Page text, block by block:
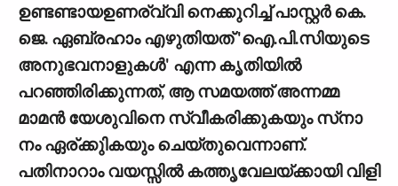
ഉണ്ടണ്ടായഉണര്വ്വി നെക്കുറിച്ച് പാസ്റ്റര്‍ കെ.
ജെ. ഏബ്രഹാം എഴുതിയത് 'ഐ.പി.സിയുടെ
അനുഭവനാളുകള്‍' എന്ന കൃതിയില്‍
പറഞ്ഞിരിക്കുന്നത്, ആ സമയത്ത് അന്നമ്മ
മാമന്‍ യേശുവിനെ സ്വീകരിക്കുകയും സ്‌നാ
നം ഏര്ക്കുികയും ചെയ്തുവെന്നാണ്.
പതിനാറാം വയസ്സില്‍ കത്തൃവേലയ്ക്കായി വിളി